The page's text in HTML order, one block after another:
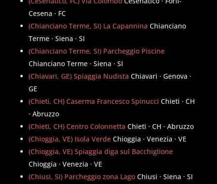
Cesena · FC
(Chianciano Terme, SI) La Capannina Chianciano
Terme · Siena · SI
(Chianciano Terme, SI) Parcheggio Piscine
Chianciano Terme · Siena · SI
(Chiavari, GE) Spiaggia Nudista Chiavari · Genova ·
GE
(Chieti, CH) Caserma Francesco Spinucci Chieti · CH
· Abruzzo
(Chieti, CH) Centro Colonnetta Chieti · CH · Abruzzo
(Chioggia, VE) Isola Verde Chioggia · Venezia · VE
(Chioggia, VE) Spiaggia diga sul Bacchiglione
Chioggia · Venezia · VE
(Chiusi, SI) Parcheggio zona Lago Chiusi · Siena · SI